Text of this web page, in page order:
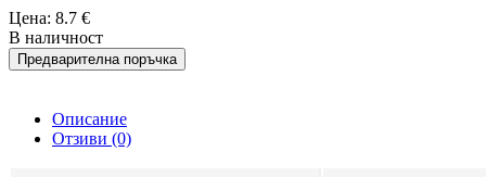
Цена: 8.7 €
В наличност
Предварителна поръчка
Описание
Отзиви (0)